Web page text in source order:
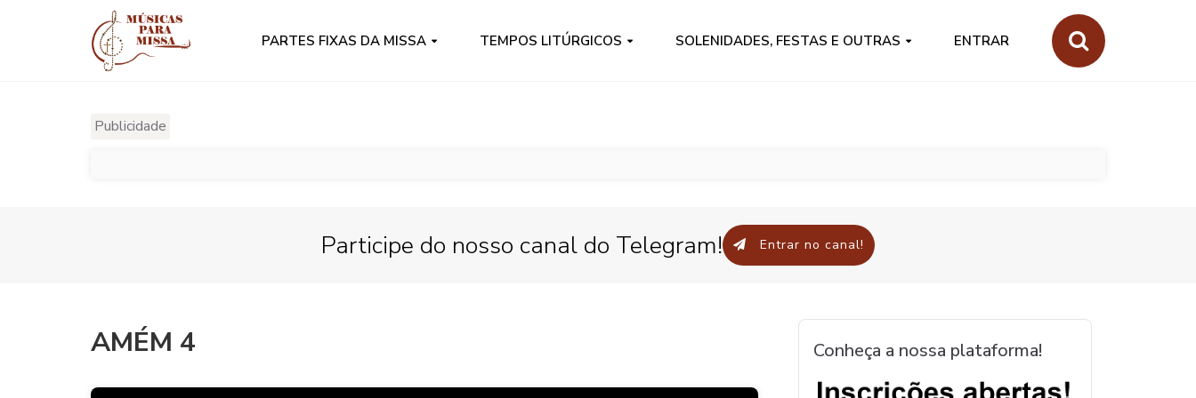
PARTES FIXAS DA MISSA TEMPOS LITÚRGICOS SOLENIDADES, FESTAS E OUTRAS ENTRAR
Publicidade
Participe do nosso canal do Telegram! Entrar no canal!
AMÉM 4 Conheça a nossa plataforma!